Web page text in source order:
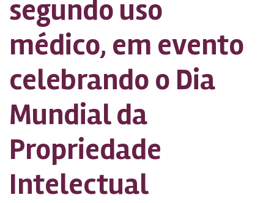
segundo uso
médico, em evento
celebrando o Dia
Mundial da
Propriedade
Intelectual